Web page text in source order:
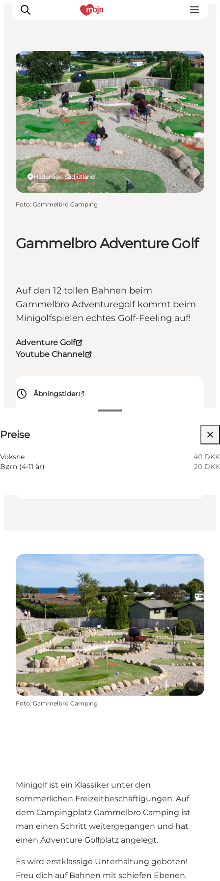
Erlebnisse
Städte und Regionen
Events
Übernachtung
Plane deine Reise
Booking
Gammelbro Adventure Golf
Auf den 12 tollen Bahnen beim
Gammelbro Adventuregolf kommt beim
Minigolfspielen echtes Golf-Feeling auf!
Adventure Golf
Youtube Channel
Åbningstider
Preise
Voksne
40 DKK
Børn (4-11 år)
20 DKK
Haderslev, Südjütland
Sport und Aktivitäten
Foto: Gammelbro Camping
Foto: Gammelbro Camping
Minigolf ist ein Klassiker unter den
sommerlichen Freizeitbeschäftigungen. Auf
dem Campingplatz Gammelbro Camping ist
man einen Schritt weitergegangen und hat
einen Adventure Golfplatz angelegt.
Es wird erstklassige Unterhaltung geboten!
Freu dich auf Bahnen mit schiefen Ebenen,